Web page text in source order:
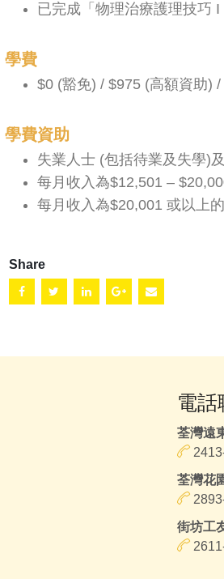
已完成「物理治療護理技巧
學費
$0 (豁免) / $975 (高額資助)
學費資助
失業人士 (包括待業及失學)
每月收入為$12,501 –
每月收入為$20,001 或以上
Share
電話
荃灣遠
荃灣花
街坊工